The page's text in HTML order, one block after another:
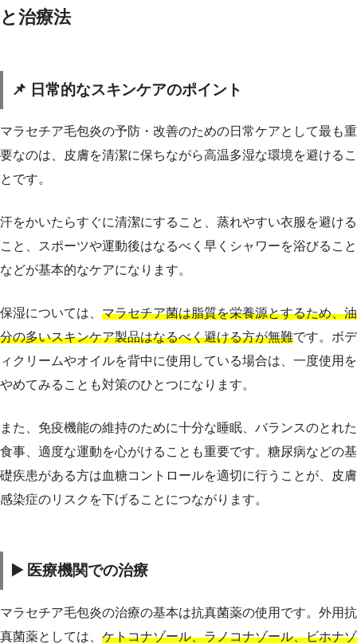
と治療法
📌 日常的なスキンケアのポイント
マラセチア毛包炎の予防・改善のための日常ケアとして最も重
要なのは、皮膚を清潔に保ちながら高温多湿な環境を避けるこ
とです。
汗をかいたらすぐに清潔にすること、蒸れやすい衣服を避ける
こと、スポーツや運動後はなるべく早くシャワーを浴びること
などが基本的なケアになります。
保湿については、 マラセチア菌は脂質を栄養源とするため、油
分の多いスキンケア製品はなるべく避ける方が無難です。ボデ
ィクリームやオイルを背中に使用している場合は、一度使用を
やめてみることも対策のひとつになります。
また、免疫機能の維持のために十分な睡眠、バランスのとれた
食事、適度な運動を心がけることも重要です。糖尿病などの基
礎疾患がある方は血糖コントロールを適切に行うことが、皮膚
感染症のリスクを下げることにつながります。
▶️ 医療機関での治療
マラセチア毛包炎の治療の基本は抗真菌薬の使用です。外用抗
真菌薬としては、 ケトコナゾール、ラノコナゾール、ビホナゾ